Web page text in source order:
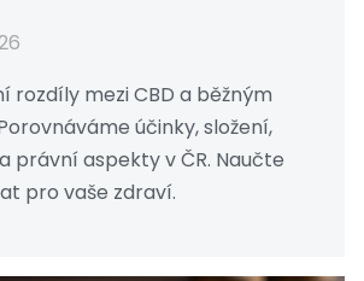
rozdíly mezi CBD a běžným
účinky, složení,
právní aspekty v ČR. Naučte
pro vaše zdraví.